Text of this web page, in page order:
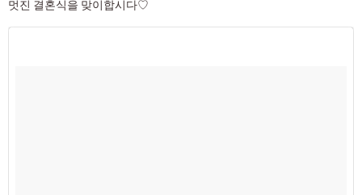
멋진 결혼식을 맞이합시다♡